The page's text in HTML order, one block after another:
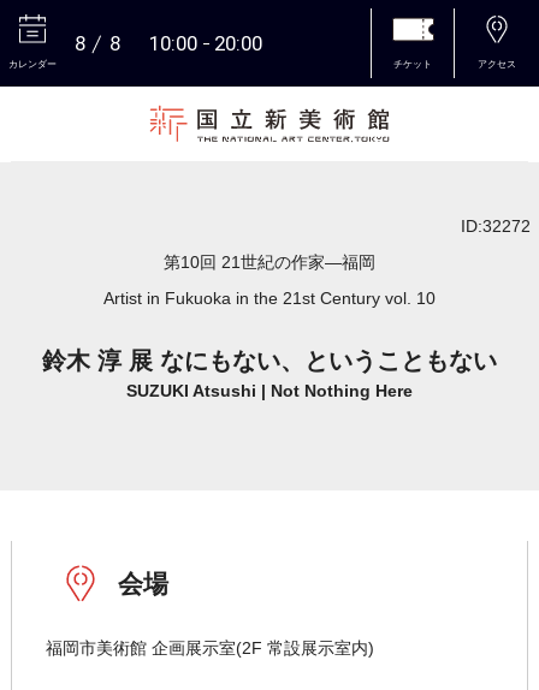
カレンダー
8 8 10:00 20:00
チケット アクセス
ID:32272
第10回 21世紀の作家―福岡
Artist in Fukuoka in the 21st Century vol. 10
鈴木 淳 展 なにもない、ということもない
SUZUKI Atsushi | Not Nothing Here
会場
福岡市美術館 企画展示室(2F 常設展示室内)